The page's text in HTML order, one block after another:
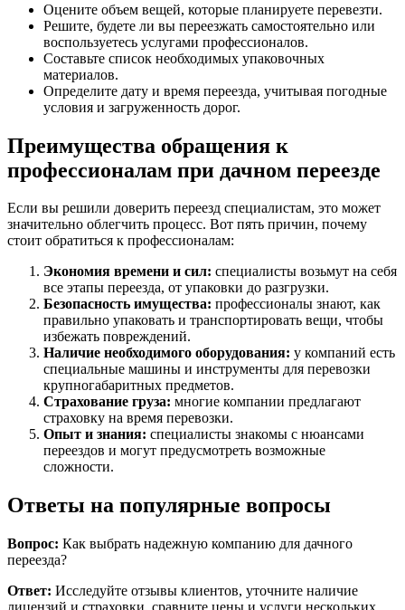
Оцените объем вещей, которые планируете перевезти.
Решите, будете ли вы переезжать самостоятельно или
воспользуетесь услугами профессионалов.
Составьте список необходимых упаковочных
материалов.
Определите дату и время переезда, учитывая погодные
условия и загруженность дорог.
Преимущества обращения к
профессионалам при дачном переезде
Если вы решили доверить переезд специалистам, это может
значительно облегчить процесс. Вот пять причин, почему
стоит обратиться к профессионалам:
Экономия времени и сил: специалисты возьмут на себя
все этапы переезда, от упаковки до разгрузки.
Безопасность имущества: профессионалы знают, как
правильно упаковать и транспортировать вещи, чтобы
избежать повреждений.
Наличие необходимого оборудования: у компаний есть
специальные машины и инструменты для перевозки
крупногабаритных предметов.
Страхование груза: многие компании предлагают
страховку на время перевозки.
Опыт и знания: специалисты знакомы с нюансами
переездов и могут предусмотреть возможные
сложности.
Ответы на популярные вопросы
Вопрос: Как выбрать надежную компанию для дачного
переезда?
Ответ: Исследуйте отзывы клиентов, уточните наличие